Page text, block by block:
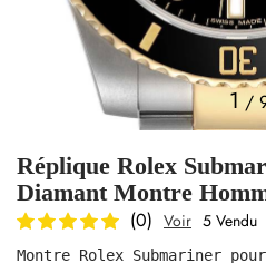
1 /
Réplique Rolex
Diamant Montre
(0) Voir 5 Vendu
Montre Rolex Submariner
soumettre